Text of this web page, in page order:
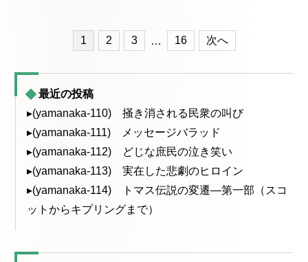
稿
ナ
ビ
ー
ョ
1 2 3 … 16 次へ
最近の投稿
▸(yamanaka-110) 掻き消される民衆の叫び
▸(yamanaka-111) メッセージバラッド
▸(yamanaka-112) どじな庶民の泣き笑い
▸(yamanaka-113) 実在した悲劇のヒロイン
▸(yamanaka-114) トマス伝説の変遷—第一部（スコ
ットからキプリングまで）